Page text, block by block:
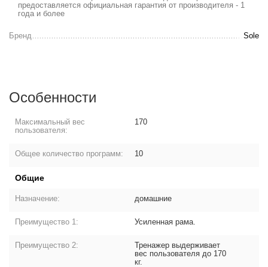
предоставляется официальная гарантия от производителя - 1
года и более
Бренд Sole
Особенности
Максимальный вес
пользователя:
170
Общее количество программ: 10
Общие
Назначение: домашние
Преимущество 1: Усиленная рама.
Преимущество 2:
Тренажер выдерживает
вес пользователя до 170
кг.